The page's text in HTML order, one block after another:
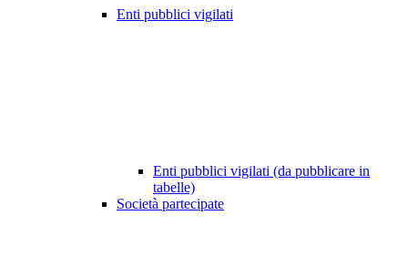
Enti pubblici vigilati
Enti pubblici vigilati (da pubblicare in
tabelle)
Società partecipate